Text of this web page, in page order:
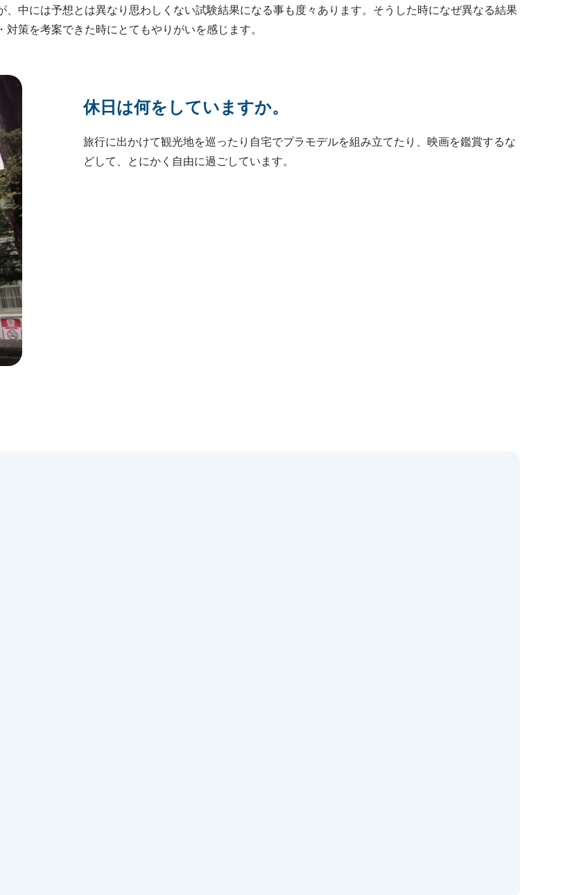
中には予想とは異なり思わしくない試験結果になる事も度々あります。そうした時になぜ異なる結果
策を考案できた時にとてもやりがいを感じます。
休日は何をしていますか。
旅行に出かけて観光地を巡ったり自宅でプラモデルを組み立てたり、映画を鑑賞するな
どして、とにかく自由に過ごしています。